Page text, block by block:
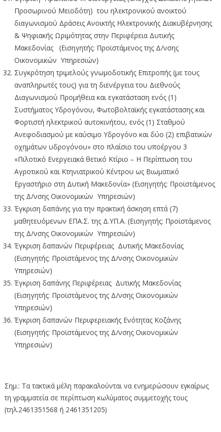
Προσωρινού Μειοδότη) του ηλεκτρονικού ανοικτού
διαγωνισμού Δράσεις Ανοικτής Ηλεκτρονικής Διακυβέρνησης
& Ψηφιακής Ωριμότητας στην Περιφέρεια Δυτικής
Μακεδονίας (Εισηγητής: Προϊστάμενος της Δ/νσης
Οικονομικών Υπηρεσιών)
Συγκρότηση τριμελούς γνωμοδοτικής Επιτροπής (με τους
αναπληρωτές τους) για τη διενέργεια του Διεθνούς
Διαγωνισμού Προμήθεια και εγκατάσταση ενός (1)
Συστήματος Υδρογόνου, Φωτοβολταϊκής εγκατάστασης και
Φορτιστή ηλεκτρικού αυτοκινήτου, ενός (1) Σταθμού
Ανεφοδιασμού με καύσιμο Υδρογόνο και δύο (2) επιβατικών
οχημάτων υδρογόνου» στο πλαίσιο του υποέργου 3
«Πιλοτικό Ενεργειακά θετικό Κτίριο – Η Περίπτωση του
Αγροτικού και Κτηνιατρικού Κέντρου ως Βιωματικό
Εργαστήριο στη Δυτική Μακεδονία» (Εισηγητής: Προϊστάμενος
της Δ/νσης Οικονομικών Υπηρεσιών)
Έγκριση δαπάνης για την πρακτική άσκηση επτά (7)
μαθητευόμενων ΕΠΑ.Σ. της Δ.ΥΠ.Α. (Εισηγητής: Προϊστάμενος
της Δ/νσης Οικονομικών Υπηρεσιών)
Έγκριση δαπανών Περιφέρειας Δυτικής Μακεδονίας
(Εισηγητής: Προϊστάμενος της Δ/νσης Οικονομικών
Υπηρεσιών)
Έγκριση δαπάνης Περιφέρειας Δυτικής Μακεδονίας
(Εισηγητής: Προϊστάμενος της Δ/νσης Οικονομικών
Υπηρεσιών)
Έγκριση δαπανών Περιφερειακής Ενότητας Κοζάνης
(Εισηγητής: Προϊστάμενος της Δ/νσης Οικονομικών
Υπηρεσιών)
Σημ.: Τα τακτικά μέλη παρακαλούνται να ενημερώσουν εγκαίρως
τη γραμματεία σε περίπτωση κωλύματος συμμετοχής τους
(τηλ.2461351568 ή 2461351205)